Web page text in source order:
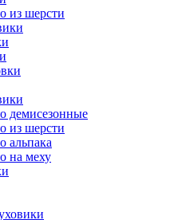
из шерсти
демисезонные
из шерсти
альпака
на меху